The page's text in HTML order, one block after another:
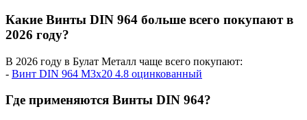
Какие Винты DIN 964 больше всего покупают в
2026 году?
В 2026 году в Булат Металл чаще всего покупают:
- Винт DIN 964 М3x20 4.8 оцинкованный
Где применяются Винты DIN 964?